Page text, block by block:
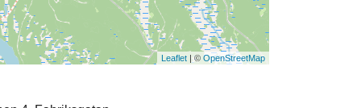
Leaflet | © OpenStreetMap